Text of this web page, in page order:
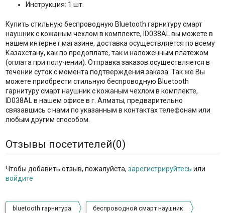
Инструкция: 1 шт.
Купить стильную беспроводную Bluetooth гарнитуру смарт
наушник с кожаным чехлом в комплекте, ID038AL вы можете в
нашем интернет магазине, доставка осуществляется по всему
Казахстану, как по предоплате, так и наложенным платежом
(оплата при получении). Отправка заказов осуществляется в
течении суток с момента подтверждения заказа. Так же Вы
можете приобрести стильную беспроводную Bluetooth
гарнитуру смарт наушник с кожаным чехлом в комплекте,
ID038AL в нашем офисе в г. Алматы, предварительно
связавшись с нами по указанным в контактах телефонам или
любым другим способом.
Отзывы посетителей(0)
Чтобы добавить отзыв, пожалуйста, зарегистрируйтесь или
войдите
bluetooth гарнитура беспроводной смарт наушник